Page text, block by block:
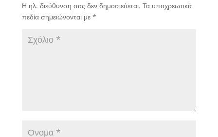
Η ηλ. διεύθυνση σας δεν δημοσιεύεται. Τα υποχρεωτικά
πεδία σημειώνονται με *